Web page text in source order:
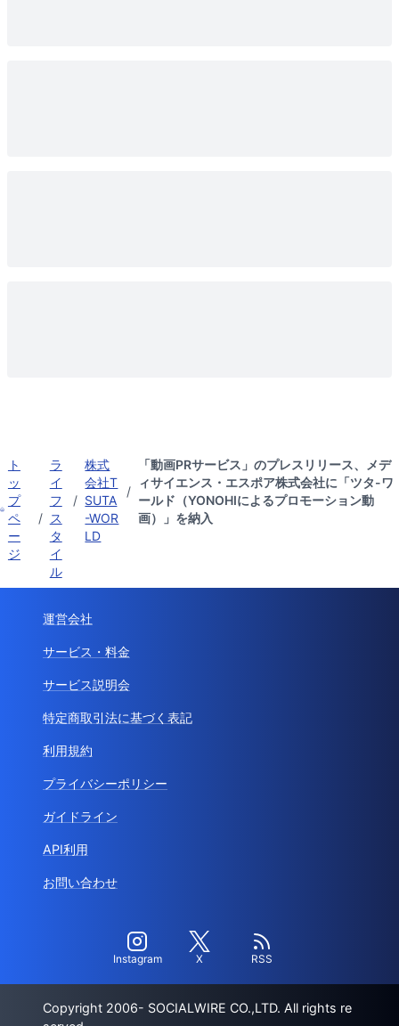
ト
ッ
プ
ペ
ー
ジ
/
ラ
イ
フ
ス
タ
イ
ル
/
株式
会社T
SUTA
-WOR
LD
/
「動画PRサービス」のプレスリリース、メデ
ィサイエンス・エスポア株式会社に「ツタ-ワ
ールド（YONOHIによるプロモーション動
画）」を納入
運営会社
サービス・料金
サービス説明会
特定商取引法に基づく表記
利用規約
プライバシーポリシー
ガイドライン
API利用
お問い合わせ
Instagram X RSS
Copyright 2006- SOCIALWIRE CO.,LTD. All rights re